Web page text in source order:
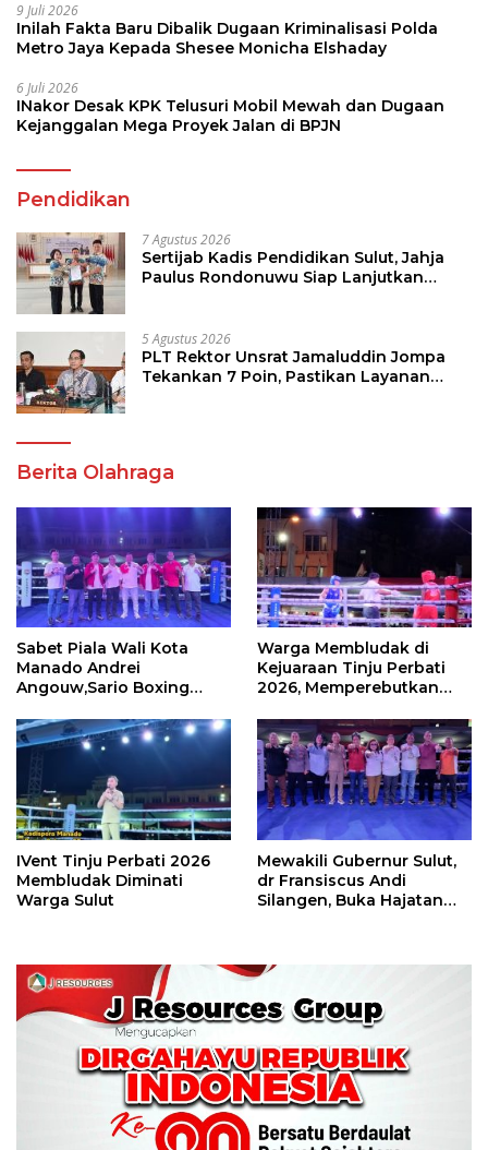
9 Juli 2026
Inilah Fakta Baru Dibalik Dugaan Kriminalisasi Polda
Metro Jaya Kepada Shesee Monicha Elshaday
6 Juli 2026
INakor Desak KPK Telusuri Mobil Mewah dan Dugaan
Kejanggalan Mega Proyek Jalan di BPJN
Pendidikan
7 Agustus 2026
Sertijab Kadis Pendidikan Sulut, Jahja
Paulus Rondonuwu Siap Lanjutkan
5 Agustus 2026
PLT Rektor Unsrat Jamaluddin Jompa
Tekankan 7 Poin, Pastikan Layanan
Berita Olahraga
Sabet Piala Wali Kota
Manado Andrei
Angouw,Sario Boxing
Perbati 2026
Warga Membludak di
Kejuaraan Tinju Perbati
2026, Memperebutkan
IVent Tinju Perbati 2026
Membludak Diminati
Warga Sulut
Mewakili Gubernur Sulut,
dr Fransiscus Andi
Silangen, Buka Hajatan